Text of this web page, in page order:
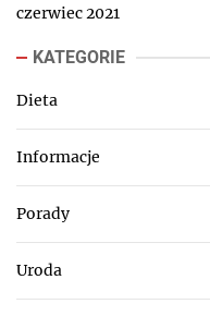
czerwiec 2021
KATEGORIE
Dieta
Informacje
Porady
Uroda